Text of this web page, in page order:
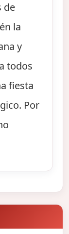
de
la
y
todos
fiesta
Por